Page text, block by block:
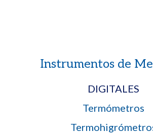
Instrumentos de
DIGITALES
Termómetros